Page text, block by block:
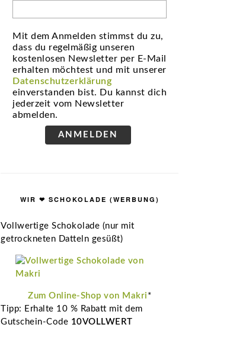
Mit dem Anmelden stimmst du zu,
dass du regelmäßig unseren
kostenlosen Newsletter per E-Mail
erhalten möchtest und mit unserer
Datenschutzerklärung
einverstanden bist. Du kannst dich
jederzeit vom Newsletter
abmelden.
ANMELDEN
WIR ❤ SCHOKOLADE (WERBUNG)
Vollwertige Schokolade (nur mit
getrockneten Datteln gesüßt)
Zum Online-Shop von Makri *
Tipp: Erhalte 10 % Rabatt mit dem
Gutschein-Code 10VOLLWERT